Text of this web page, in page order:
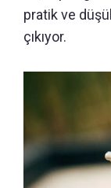
pratik ve
çıkıyor.